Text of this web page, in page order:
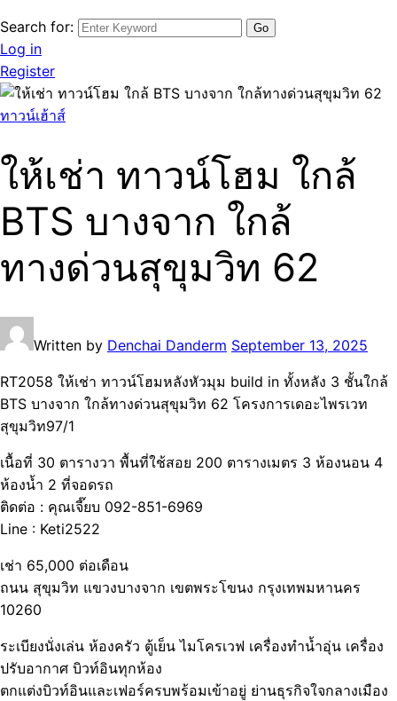
Search for:
Log in
Register
ทาวน์เฮ้าส์
ให้เช่า ทาวน์โฮม ใกล้
BTS บางจาก ใกล้
ทางด่วนสุขุมวิท 62
Written by Denchai Danderm September 13, 2025
RT2058 ให้เช่า ทาวน์โฮมหลังหัวมุม build in ทั้งหลัง 3 ชั้นใกล้
BTS บางจาก ใกล้ทางด่วนสุขุมวิท 62 โครงการเดอะไพรเวท
สุขุมวิท97/1
เนื้อที่ 30 ตารางวา พื้นที่ใช้สอย 200 ตารางเมตร 3 ห้องนอน 4
ห้องน้ำ 2 ที่จอดรถ
ติดต่อ : คุณเจี๊ยบ 092-851-6969
Line : Keti2522
เช่า 65,000 ต่อเดือน
ถนน สุขุมวิท แขวงบางจาก เขตพระโขนง กรุงเทพมหานคร
10260
ระเบียงนั่งเล่น ห้องครัว ตู้เย็น ไมโครเวฟ เครื่องทำน้ำอุ่น เครื่อง
ปรับอากาศ บิวท์อินทุกห้อง
ตกแต่งบิวท์อินและเฟอร์ครบพร้อมเข้าอยู่ ย่านธุรกิจใจกลางเมือง